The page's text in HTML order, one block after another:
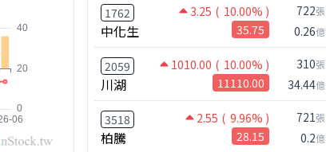
1762 3.25 ( 10.00% )
中化生 35.75
722張
0.26億
2059 1010.00 ( 10.00% )
川湖 11110.00
310張
34.44億
3518 2.55 ( 9.96% )
柏騰 28.15
721張
0.2億